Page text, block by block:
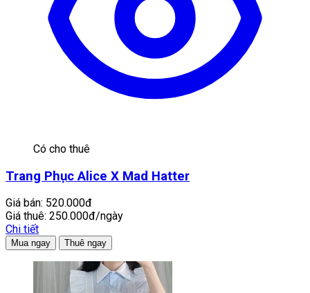
Có cho thuê
Trang Phục Alice X Mad Hatter
Giá bán: 520.000đ
Giá thuê: 250.000đ/ngày
Chi tiết
Mua ngay Thuê ngay